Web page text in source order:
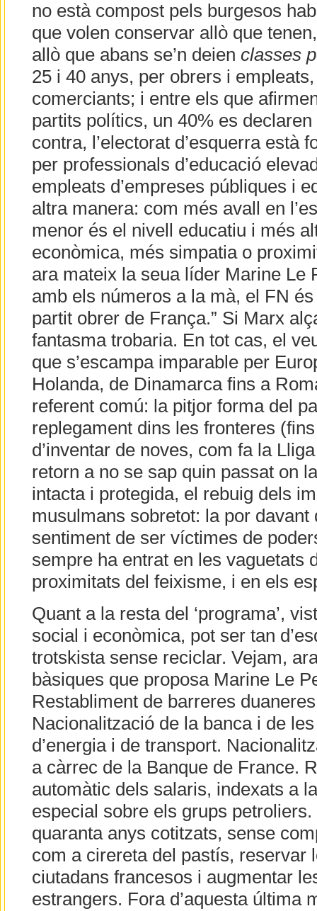
no està compost pels burgesos
que volen conservar allò que
allò que abans se’n deien classes
25 i 40 anys, per obrers i
comerciants; i entre els que
partits polítics, un 40% es
contra, l’electorat d’esquerra està
per professionals d’educació
empleats d’empreses públiques i
altra manera: com més avall en
menor és el nivell educatiu i més
econòmica, més simpatia o
ara mateix la seua líder Marine Le
amb els números a la mà, el FN
partit obrer de França.” Si Marx
fantasma trobaria. En tot cas, el
que s’escampa imparable per
Holanda, de Dinamarca fins a
referent comú: la pitjor forma del
replegament dins les fronteres (fins
d’inventar de noves, com fa la
retorn a no se sap quin passat on
intacta i protegida, el rebuig dels
musulmans sobretot: la por davant
sentiment de ser víctimes de
sempre ha entrat en les vaguetats
proximitats del feixisme, i en els
Quant a la resta del ‘programa’,
social i econòmica, pot ser tan
trotskista sense reciclar. Vejam,
bàsiques que proposa Marine Le
Restabliment de barreres
Nacionalització de la banca i de
d’energia i de transport.
a càrrec de la Banque de France.
automàtic dels salaris, indexats a
especial sobre els grups
quaranta anys cotitzats, sense
com a cirereta del pastís, reservar
ciutadans francesos i augmentar
estrangers. Fora d’aquesta última